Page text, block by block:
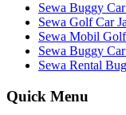
Sewa Buggy Car
Sewa Golf Car
Sewa Mobil
Sewa Buggy
Sewa Rental
Quick Menu